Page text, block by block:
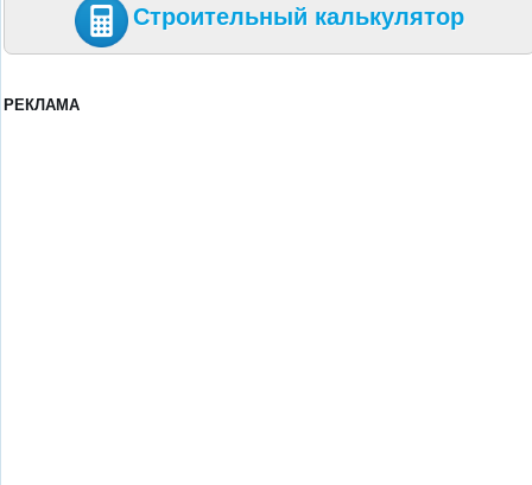
Строительный калькулятор
РЕКЛАМА